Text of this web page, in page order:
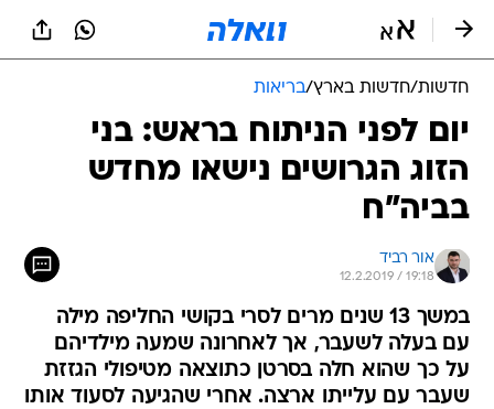
חדשות/חדשות בארץ/בריאות
יום לפני הניתוח בראש: בני
הזוג הגרושים נישאו מחדש
בביה"ח
אור רביד
12.2.2019 / 19:18
במשך 13 שנים מרים לסרי בקושי החליפה מילה
עם בעלה לשעבר, אך לאחרונה שמעה מילדיהם
על כך שהוא חלה בסרטן כתוצאה מטיפולי הגזזת
שעבר עם עלייתו ארצה. אחרי שהגיעה לסעוד אותו